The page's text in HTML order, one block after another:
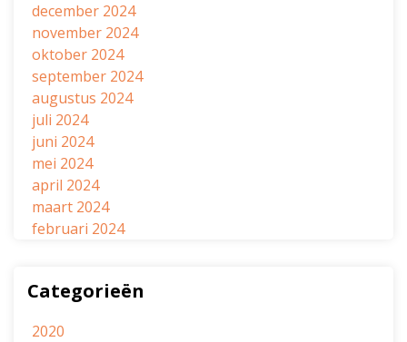
december 2024
november 2024
oktober 2024
september 2024
augustus 2024
juli 2024
juni 2024
mei 2024
april 2024
maart 2024
februari 2024
Categorieën
2020